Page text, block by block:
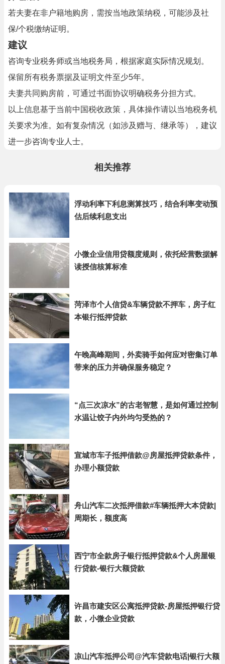
若夫妻在非户籍地购房，需按当地政策纳税，可能涉及社
保/个税缴纳证明。
建议
咨询专业税务师或当地税务局，根据家庭实际情况规划。
保留所有税务票据及证明文件至少5年。
夫妻共同购房前，可通过书面协议明确税务分担方式。
以上信息基于当前中国税收政策，具体操作请以当地税务机
关要求为准。如有复杂情况（如涉及赠与、继承等），建议
进一步咨询专业人士。
相关推荐
浮动利率下利息测算技巧，结合利率变动预
估后续利息支出
小微企业信用贷额度规则，依托经营数据解
读授信核算标准
菏泽市个人信贷&车辆贷款不押车，房子红
本银行抵押贷款
午晚高峰期间，外卖骑手如何应对密集订单
带来的压力并确保服务稳定？
“点三次凉水”的古老智慧，是如何通过控制
水温让饺子内外均匀受热的？
宣城市车子抵押借款@房屋抵押贷款条件，
办理小额贷款
舟山汽车二次抵押借款#车辆抵押大本贷款|
周期长，额度高
西宁市全款房子银行抵押贷款&个人房屋银
行贷款-银行大额贷款
许昌市建安区公寓抵押贷款-房屋抵押银行贷
款，小微企业贷款
凉山汽车抵押公司@汽车贷款电话|银行大额